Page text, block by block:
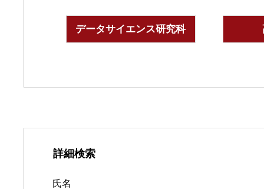
データサイエンス研究科
詳細検索
氏名